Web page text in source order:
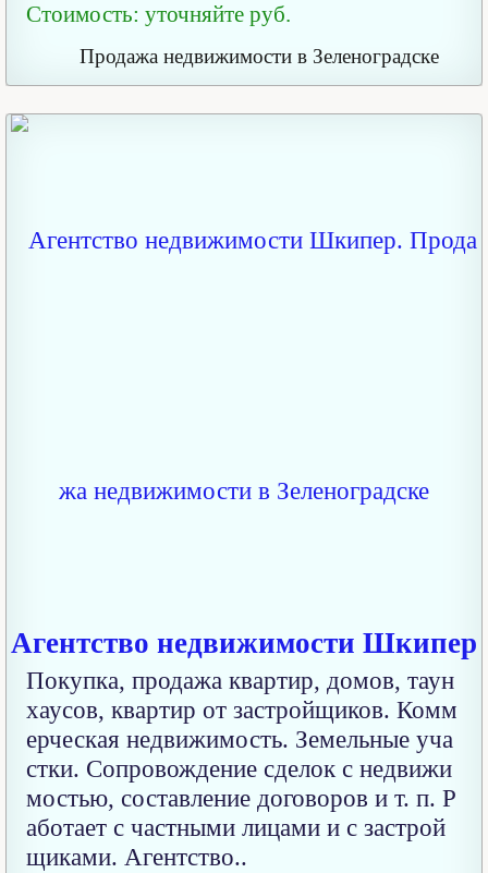
Стоимость: уточняйте руб.
Продажа недвижимости в Зеленоградске
Агентство недвижимости Шкипер
Покупка, продажа квартир, домов, таун
хаусов, квартир от застройщиков. Комм
ерческая недвижимость. Земельные уча
стки. Сопровождение сделок с недвижи
мостью, составление договоров и т. п. Р
аботает с частными лицами и с застрой
щиками. Агентство..